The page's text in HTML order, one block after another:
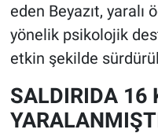
eden Beyazıt,
yönelik psikolojik
etkin şekilde
SALDIRIDA 16